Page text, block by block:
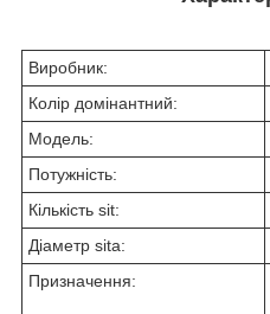
Виробник:
Колір домінантний:
Модель:
Потужність:
Кількість sit:
Діаметр sita:
Призначення: